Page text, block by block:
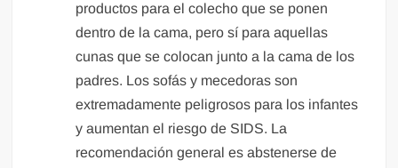
productos para el colecho que se ponen
dentro de la cama, pero sí para aquellas
cunas que se colocan junto a la cama de los
padres. Los sofás y mecedoras son
extremadamente peligrosos para los infantes
y aumentan el riesgo de SIDS. La
recomendación general es abstenerse de